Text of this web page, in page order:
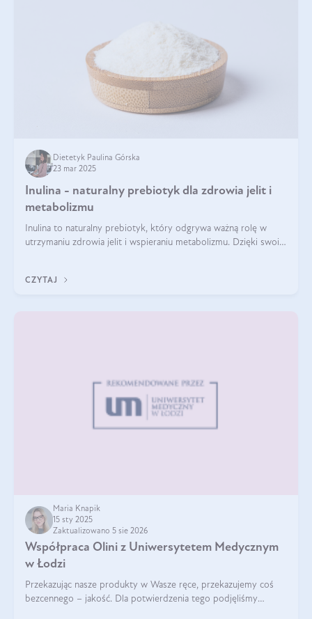
Dietetyk Paulina Górska
23 mar 2025
Inulina - naturalny prebiotyk dla zdrowia jelit i
metabolizmu
Inulina to naturalny prebiotyk, który odgrywa ważną rolę w
utrzymaniu zdrowia jelit i wspieraniu metabolizmu. Dzięki swoim
CZYTAJ
Maria Knapik
15 sty 2025
Zaktualizowano 5 sie 2026
Współpraca Olini z Uniwersytetem Medycznym
w Łodzi
Przekazując nasze produkty w Wasze ręce, przekazujemy coś
bezcennego – jakość. Dla potwierdzenia tego podjęliśmy